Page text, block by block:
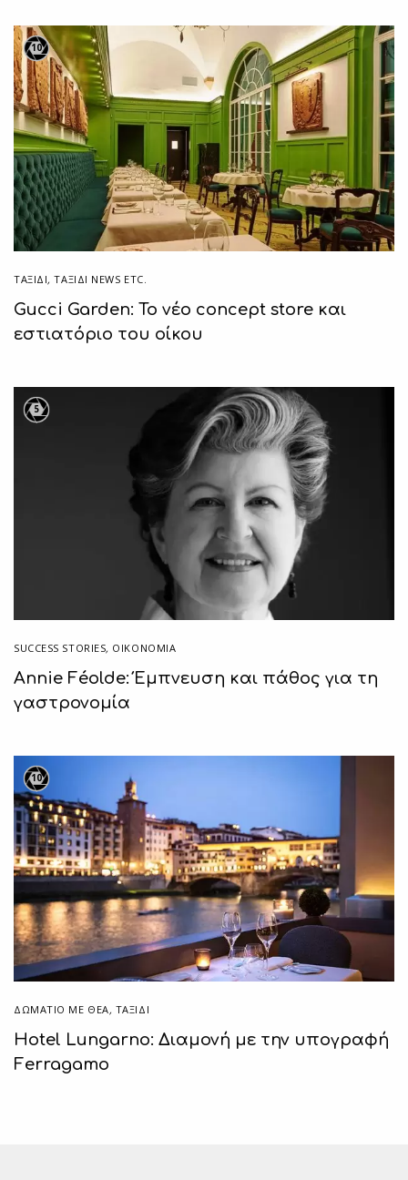
10
ΤΑΞΙΔΙ,ΤΑΞΊΔΙ NEWS ETC.
Gucci Garden: Το νέο concept store και
εστιατόριο του οίκου
5
SUCCESS STORIES, ΟΙΚΟΝΟΜΙΑ
Annie Féolde: Έμπνευση και πάθος για τη
γαστρονομία
10
ΔΩΜΆΤΙΟ ΜΕ ΘΈΑ, ΤΑΞΙΔΙ
Hotel Lungarno: Διαμονή με την υπογραφή
Ferragamo